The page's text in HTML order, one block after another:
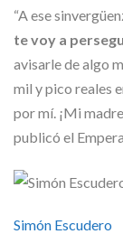
“A ese
te voy a
avisarle de algo
mil y pico reales
por mí. ¡Mi
publicó el
Simón Escudero